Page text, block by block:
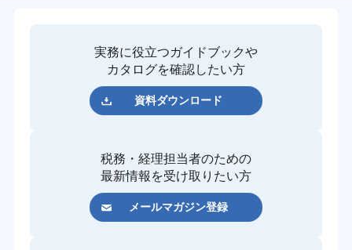
実務に役立つガイドブックや
カタログを確認したい方
資料ダウンロード
税務・経理担当者のための
最新情報を受け取りたい方
メールマガジン登録